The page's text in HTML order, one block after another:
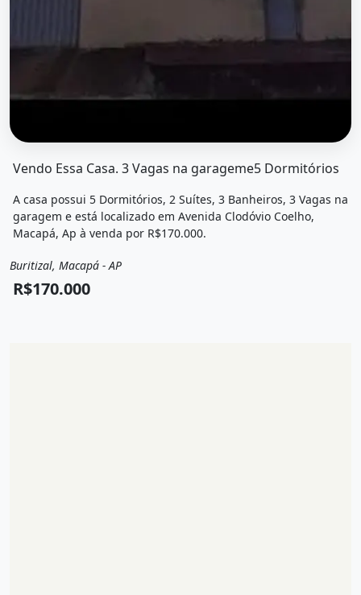
Vendo Essa Casa. 3 Vagas na garageme5 Dormitórios
A casa possui 5 Dormitórios, 2 Suítes, 3 Banheiros, 3 Vagas na
garagem e está localizado em Avenida Clodóvio Coelho,
Macapá, Ap à venda por R$170.000.
Venda Casa
Buritizal, Macapá - AP
R$170.000